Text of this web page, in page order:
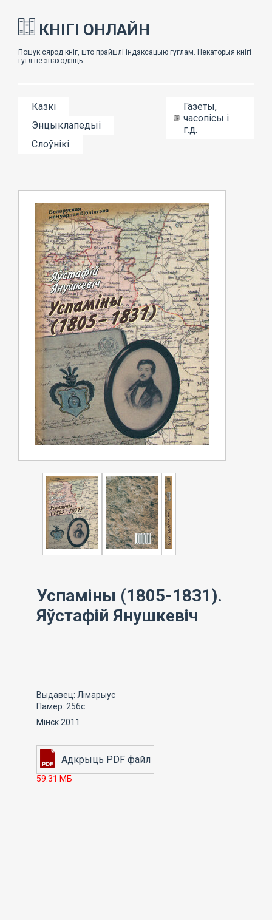
КНІГІ ОНЛАЙН
Казкі
Энцыклапедыі
Слоўнікі
Газеты,
часопісы і
г.д.
Успаміны (1805-1831).
Яўстафій Янушкевіч
Выдавец: Лімарыус
Памер: 256с.
Мінск 2011
59.31 МБ